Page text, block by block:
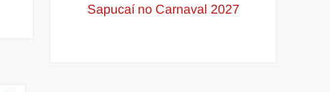
Sapucaí no Carnaval 2027